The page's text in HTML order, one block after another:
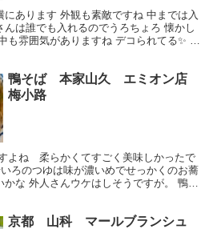
あります 外観も素敵ですね 中までは入
は誰でも入れるのでうろちょろ 懐かし
雰囲気がありますね デコられてる✨ 車
鴨そば 本家山久 エミオン店
梅小路
よね 柔らかくてすごく美味しかったで
ろのつゆは味が濃いめでせっかくのお蕎
かな 外人さんウケはしそうですが。 鴨肉
京都 山科 マールブランシュ